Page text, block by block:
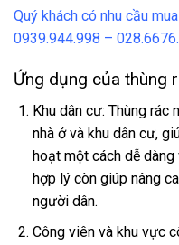
Quý khách có nhu cầu
0939.944.998 –
Ứng dụng của thùng
Khu dân cư: Thùng
nhà ở và khu dân cư,
hoạt một cách dễ
hợp lý còn giúp nâng
người dân.
Công viên và khu vực